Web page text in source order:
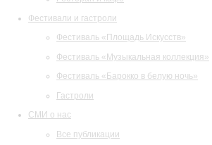
Фестивали и гастроли
Фестиваль «Площадь Искусств»
Фестиваль «Музыкальная коллекция»
Фестиваль «Барокко в белую ночь»
Гастроли
СМИ о нас
Все публикации